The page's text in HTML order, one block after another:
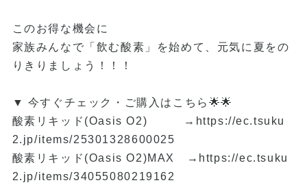
このお得な機会に
家族みんなで「飲む酸素」を始めて、元気に夏をの
りきりましょう！！！
▼ 今すぐチェック・ご購入はこちら🌟🌟
酸素リキッド(Oasis O2) → https://ec.tsuku
2.jp/items/25301328600025
酸素リキッド(Oasis O2)MAX → https://ec.tsuku
2.jp/items/34055080219162